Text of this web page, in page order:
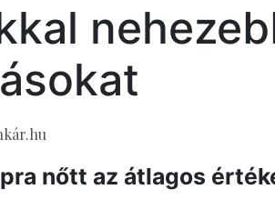
nőtt az átlagos